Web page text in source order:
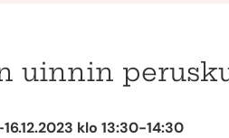
uinnin
klo 13:30-14:30